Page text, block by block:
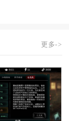
更多->